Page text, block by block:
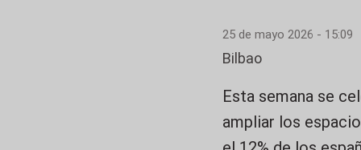
25 de mayo 2026 - 15:09
Bilbao
Esta semana se
ampliar los